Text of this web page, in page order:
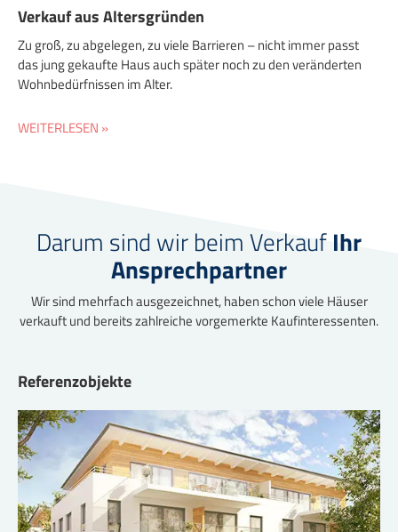
Verkauf aus Altersgründen
Zu groß, zu abgelegen, zu viele Barrieren – nicht immer passt
das jung gekaufte Haus auch später noch zu den veränderten
Wohnbedürfnissen im Alter.
WEITERLESEN »
Darum sind wir beim VerkaufIhr
Ansprechpartner
Wir sind mehrfach ausgezeichnet, haben schon viele Häuser
verkauft und bereits zahlreiche vorgemerkte Kaufinteressenten.
Referenzobjekte